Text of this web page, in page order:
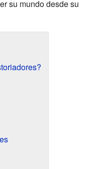
su mundo desde su